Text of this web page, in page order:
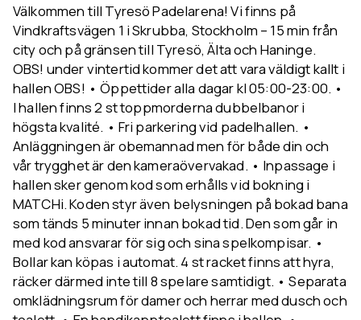
Välkommen till Tyresö Padelarena! Vi finns på
Vindkraftsvägen 1 i Skrubba, Stockholm – 15 min från
city och på gränsen till Tyresö, Älta och Haninge.
OBS! under vintertid kommer det att vara väldigt kallt i
hallen OBS! • Öppettider alla dagar kl 05:00-23:00. •
I hallen finns 2 st toppmorderna dubbelbanor i
högsta kvalité. • Fri parkering vid padelhallen. •
Anläggningen är obemannad men för både din och
vår trygghet är den kameraövervakad. • Inpassage i
hallen sker genom kod som erhålls vid bokning i
MATCHi. Koden styr även belysningen på bokad bana
som tänds 5 minuter innan bokad tid. Den som går in
med kod ansvarar för sig och sina spelkompisar. •
Bollar kan köpas i automat. 4 st racket finns att hyra,
räcker därmed inte till 8 spelare samtidigt. • Separata
omklädningsrum för damer och herrar med dusch och